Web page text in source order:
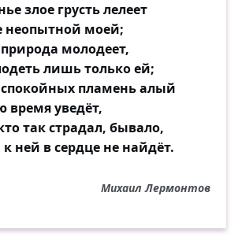
злое грусть лелеет
неопытной моей;
молодеет,
лишь только ей;
пламень алый
время уведёт,
так страдал, бывало,
ней в сердце не найдёт.
Михаил Лермонтов